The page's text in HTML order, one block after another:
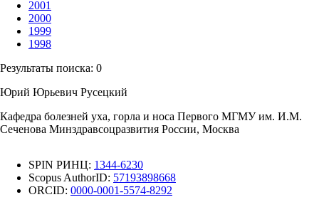
2001
2000
1999
1998
Результаты поиска: 0
Юрий Юрьевич Русецкий
Кафедра болезней уха, горла и носа Первого МГМУ им. И.М.
Сеченова Минздравсоцразвития России, Москва
SPIN РИНЦ: 1344-6230
Scopus AuthorID: 57193898668
ORCID: 0000-0001-5574-8292